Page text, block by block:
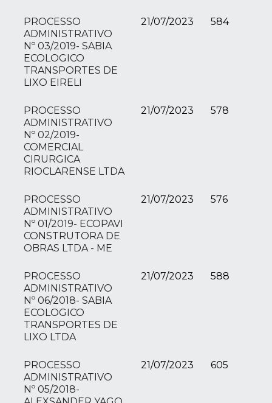
PROCESSO
ADMINISTRATIVO
Nº 03/2019- SABIA
ECOLOGICO
TRANSPORTES DE
LIXO EIRELI
21/07/2023 584
PROCESSO
ADMINISTRATIVO
Nº 02/2019-
COMERCIAL
CIRURGICA
RIOCLARENSE LTDA
21/07/2023 578
PROCESSO
ADMINISTRATIVO
Nº 01/2019- ECOPAVI
CONSTRUTORA DE
OBRAS LTDA - ME
21/07/2023 576
PROCESSO
ADMINISTRATIVO
Nº 06/2018- SABIA
ECOLOGICO
TRANSPORTES DE
LIXO LTDA
21/07/2023 588
PROCESSO
ADMINISTRATIVO
Nº 05/2018-
21/07/2023 605